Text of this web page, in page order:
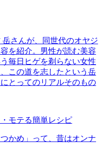
さんが、同世代のオヤジ
を紹介。男性が読む美容
毎日ヒゲを剃らない女性
この道を志したという岳
とってのリアルそのもの
モテる簡単レシピ
かめ」って、昔はオンナ